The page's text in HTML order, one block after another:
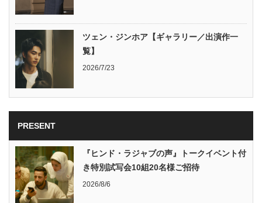
ツェン・ジンホア【ギャラリー／出演作一
覧】
2026/7/23
PRESENT
『ヒンド・ラジャブの声』トークイベント付
き特別試写会10組20名様ご招待
2026/8/6